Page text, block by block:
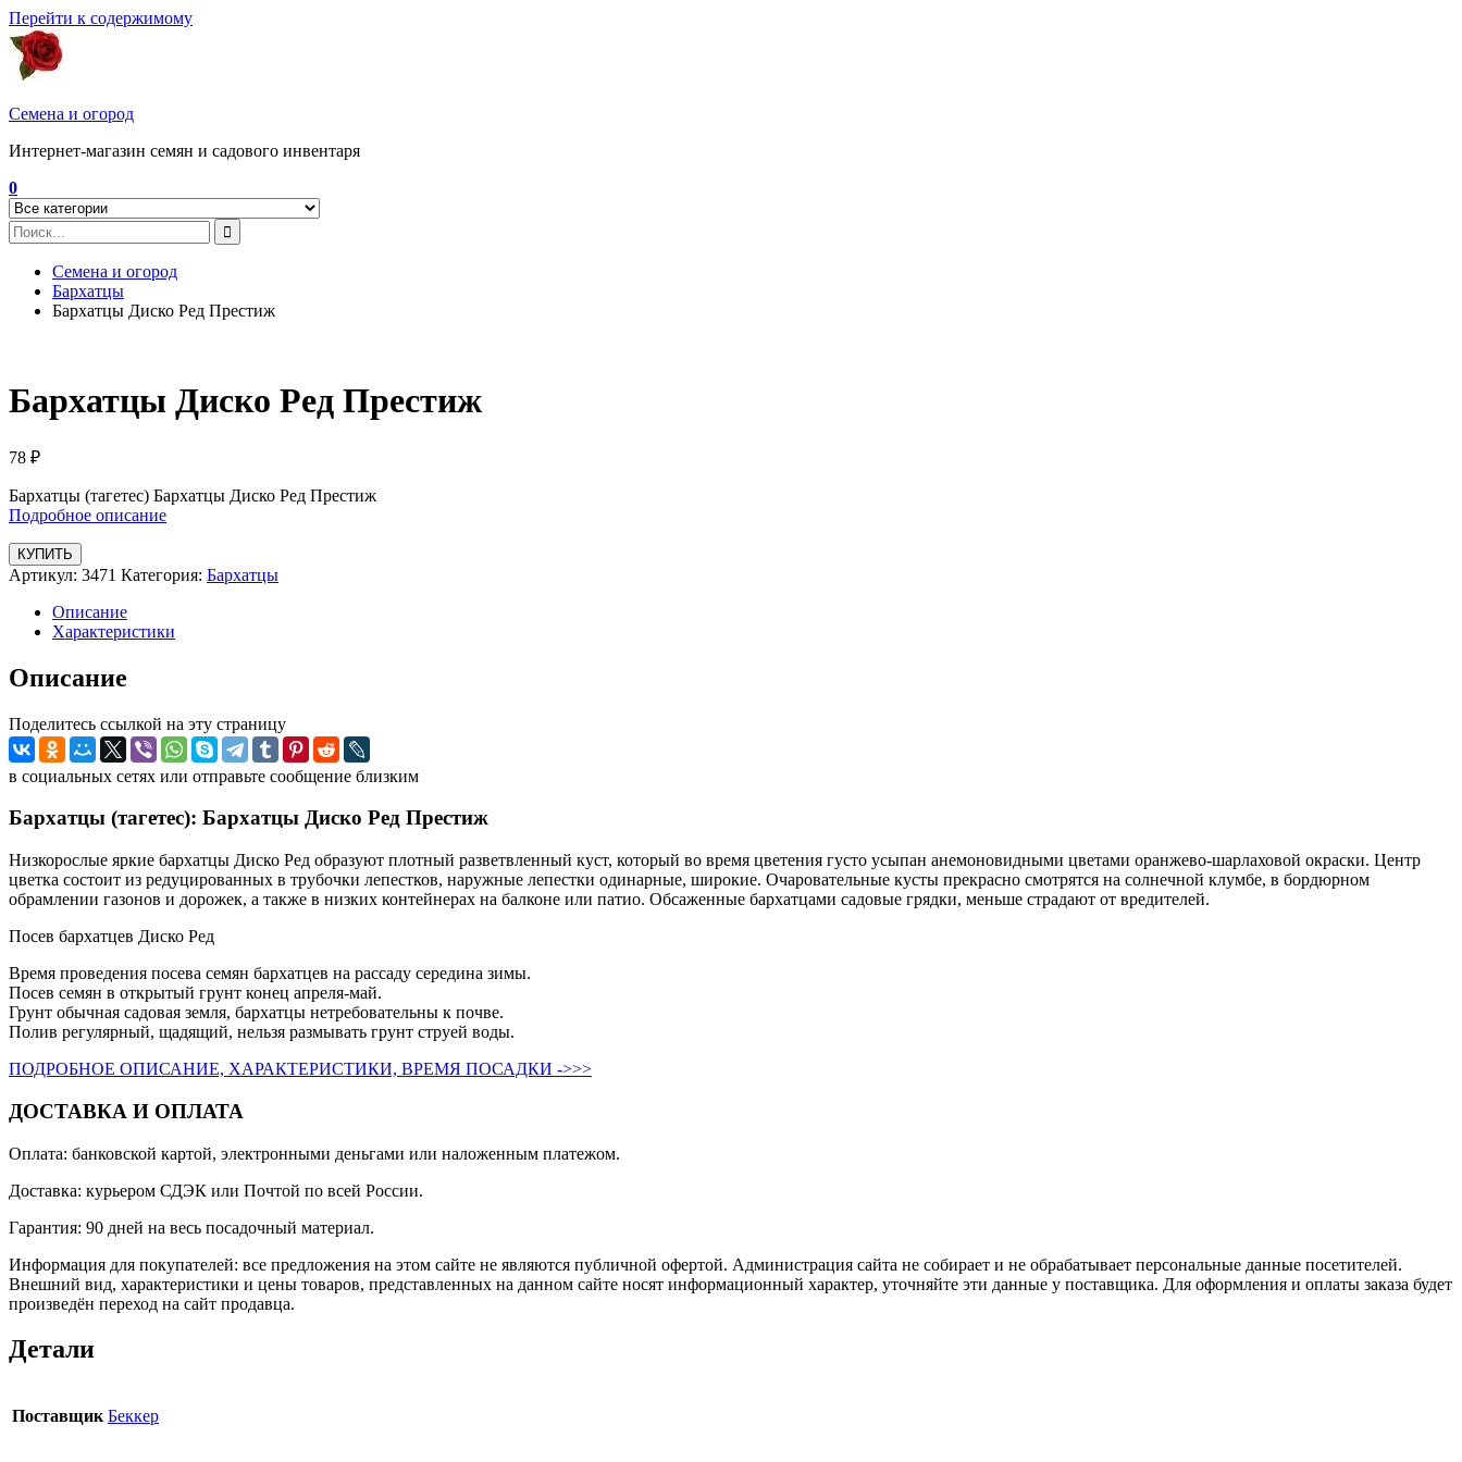
Перейти к содержимому
Семена и огород
Интернет-магазин семян и садового инвентаря
0
Семена и огород
Бархатцы
Бархатцы Диско Ред Престиж
Бархатцы Диско Ред Престиж
78 ₽
Бархатцы (тагетес) Бархатцы Диско Ред Престиж
Подробное описание
КУПИТЬ
Артикул: 3471 Категория: Бархатцы
Описание
Характеристики
Описание
Поделитесь ссылкой на эту страницу
в социальных сетях или отправьте сообщение близким
Бархатцы (тагетес): Бархатцы Диско Ред Престиж
Низкорослые яркие бархатцы Диско Ред образуют плотный разветвленный куст, который во время цветения густо усыпан анемоновидными цветами оранжево-шарлаховой окраски. Центр
цветка состоит из редуцированных в трубочки лепестков, наружные лепестки одинарные, широкие. Очаровательные кусты прекрасно смотрятся на солнечной клумбе, в бордюрном
обрамлении газонов и дорожек, а также в низких контейнерах на балконе или патио. Обсаженные бархатцами садовые грядки, меньше страдают от вредителей.
Посев бархатцев Диско Ред
Время проведения посева семян бархатцев на рассаду середина зимы.
Посев семян в открытый грунт конец апреля-май.
Грунт обычная садовая земля, бархатцы нетребовательны к почве.
Полив регулярный, щадящий, нельзя размывать грунт струей воды.
ПОДРОБНОЕ ОПИСАНИЕ, ХАРАКТЕРИСТИКИ, ВРЕМЯ ПОСАДКИ ->>>
ДОСТАВКА И ОПЛАТА
Оплата: банковской картой, электронными деньгами или наложенным платежом.
Доставка: курьером СДЭК или Почтой по всей России.
Гарантия: 90 дней на весь посадочный материал.
Информация для покупателей: все предложения на этом сайте не являются публичной офертой. Администрация сайта не собирает и не обрабатывает персональные данные посетителей.
Внешний вид, характеристики и цены товаров, представленных на данном сайте носят информационный характер, уточняйте эти данные у поставщика. Для оформления и оплаты заказа будет
произведён переход на сайт продавца.
Детали
Поставщик Беккер